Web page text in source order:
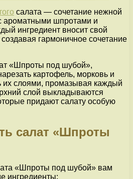
салата — сочетание нежной
ароматными шпротами и
ингредиент вносит свой
создавая гармоничное сочетание
«Шпроты под шубой»,
картофель, морковь и
их слоями, промазывая каждый
слой выкладываются
придают салату особую
салат «Шпроты
«Шпроты под шубой» вам
ингредиенты: